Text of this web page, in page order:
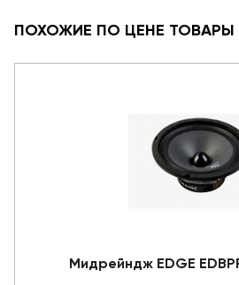
ПОХОЖИЕ ПО ЦЕНЕ ТОВАРЫ
Мидрейндж EDGE